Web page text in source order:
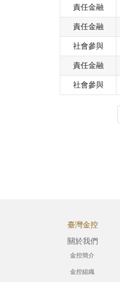
責任金融
責任金融
社會參與
責任金融
社會參與
臺灣金控
關於我們
金控簡介
金控組織